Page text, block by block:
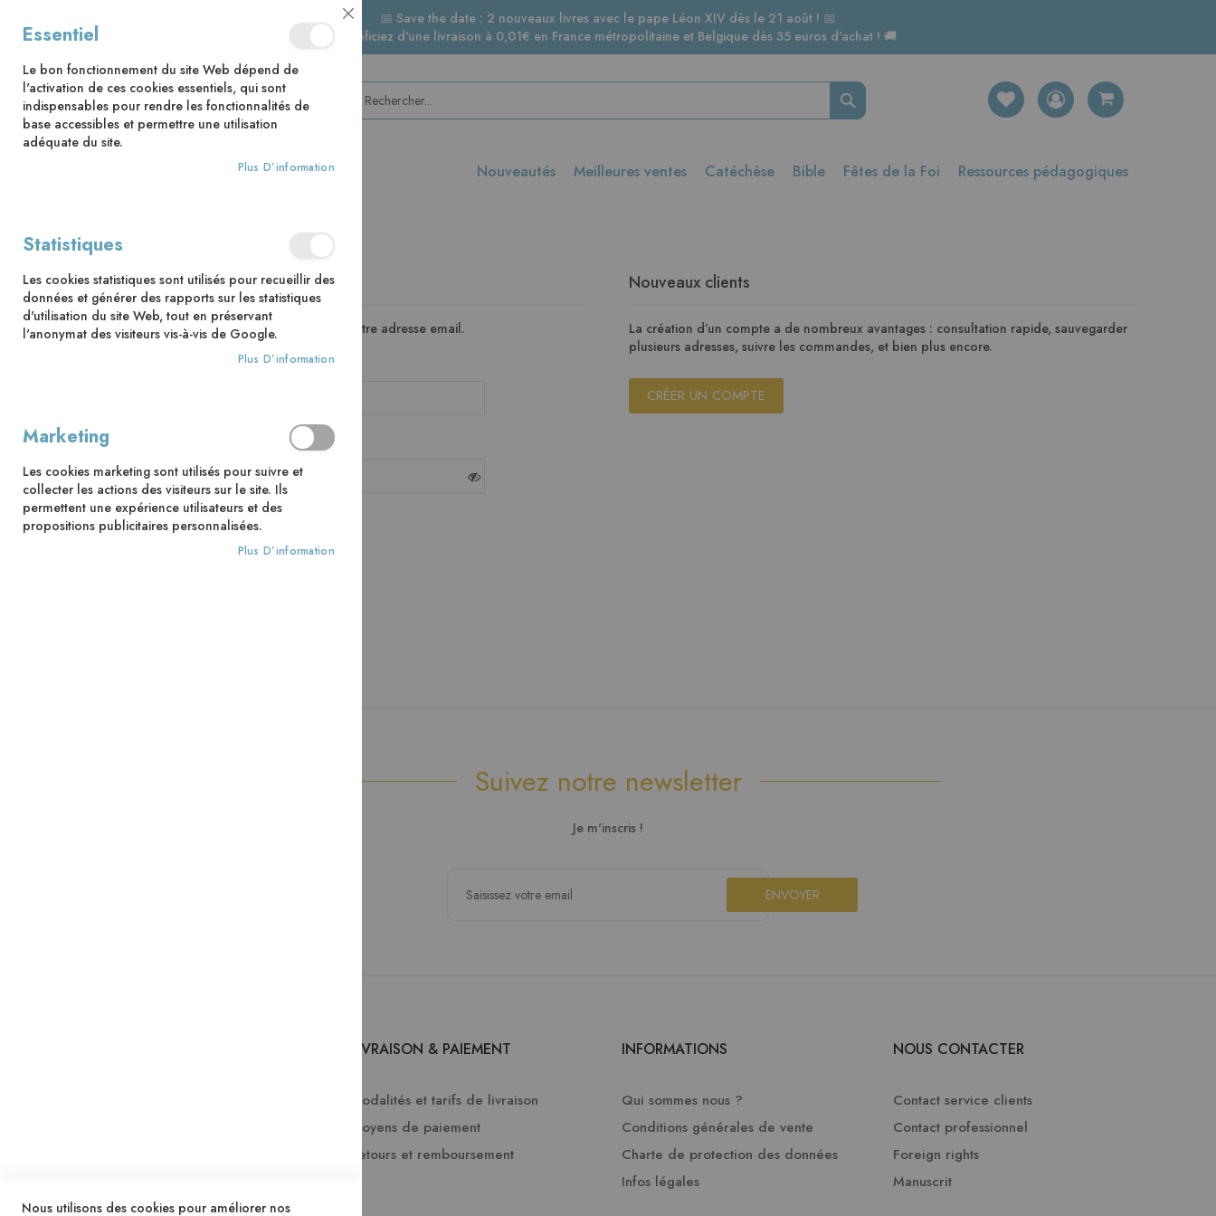
📅 Save the date : 2 nouveaux livres avec le pape Léon XIV dès le 21 août ! 📅
🚚 Bénéficiez d'une livraison à 0,01€ en France métropolitaine et Belgique dès 35 euros d'achat ! 🚚
Rechercher
Nouveautés Meilleures ventes Catéchèse Bible Fêtes de la Foi Ressources pédagogiques
Accès client
Clients enregistrés
Si vous avez un compte, connectez-vous avec votre adresse email.
Mot de passe
CONNEXION Mot de passe oublié ?
Nouveaux clients
La création d’un compte a de nombreux avantages : consultation rapide, sauvegarder
plusieurs adresses, suivre les commandes, et bien plus encore.
CRÉER UN COMPTE
Suivez notre newsletter
Je m'inscris !
ENVOYER
LIVRAISON & PAIEMENT
Modalités et tarifs de livraison
Moyens de paiement
Retours et remboursement
INFORMATIONS
Qui sommes nous ?
Conditions générales de vente
Charte de protection des données
Infos légales
NOUS CONTACTER
Contact service clients
Contact professionnel
Foreign rights
Manuscrit
Essentiel
Le bon fonctionnement du site Web dépend de
l'activation de ces cookies essentiels, qui sont
indispensables pour rendre les fonctionnalités de
base accessibles et permettre une utilisation
adéquate du site.
Plus D’information
Statistiques
Les cookies statistiques sont utilisés pour recueillir des
données et générer des rapports sur les statistiques
d'utilisation du site Web, tout en préservant
l'anonymat des visiteurs vis-à-vis de Google.
Plus D’information
Marketing
Les cookies marketing sont utilisés pour suivre et
collecter les actions des visiteurs sur le site. Ils
permettent une expérience utilisateurs et des
propositions publicitaires personnalisées.
Plus D’information
Nous utilisons des cookies pour améliorer nos